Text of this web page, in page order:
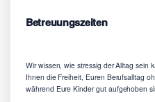
Betreuungszeiten
Wir wissen, wie stressig der Alltag sein
Ihnen die Freiheit, Euren Berufsalltag
während Eure Kinder gut aufgehoben